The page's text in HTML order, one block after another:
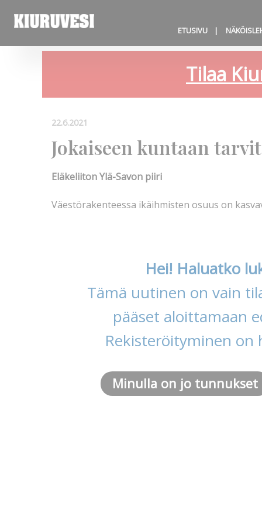
ETUSIVU
Tilaa
22.6.2021
Jokaiseen kuntaan
Eläkeliiton Ylä-Savon piiri
Väestörakenteessa ikäihmisten osuus on
Hei! Haluatko
Tämä uutinen on vain
pääset aloittamaan
Rekisteröityminen
Minulla on jo tunnukset